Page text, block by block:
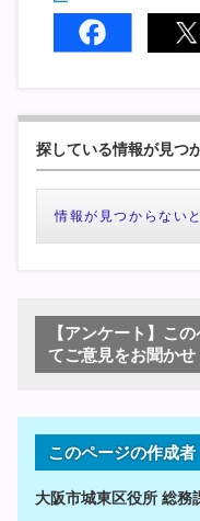
探している情報が見つ
情報が見つからない
【アンケート】こ
てご意見をお聞かせ
このページの作成
大阪市城東区役所 総務